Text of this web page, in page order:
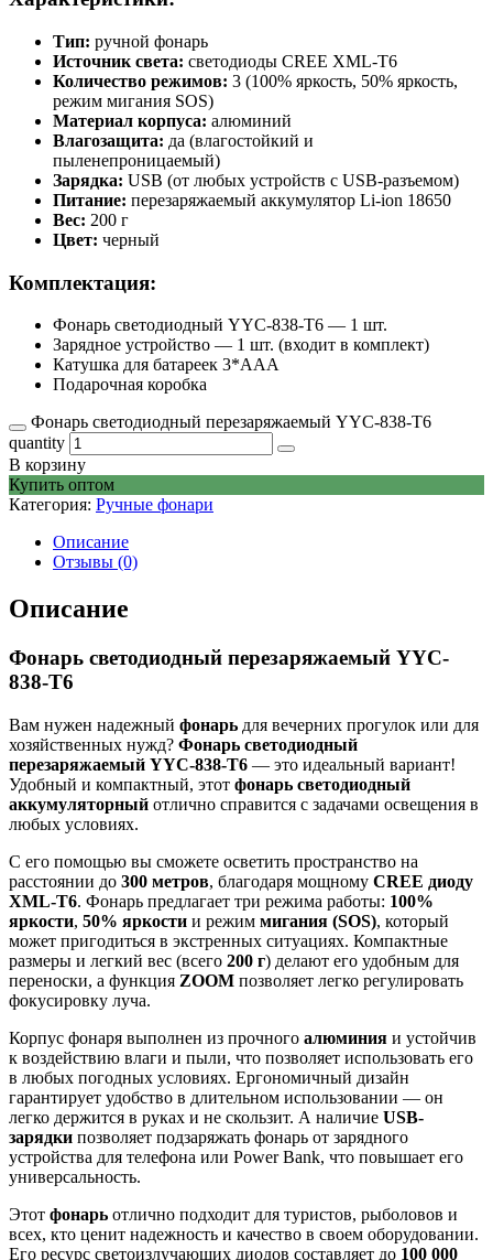
Тип: ручной фонарь
Источник света: светодиоды CREE XML-T6
Количество режимов: 3 (100% яркость, 50% яркость,
режим мигания SOS)
Материал корпуса: алюминий
Влагозащита: да (влагостойкий и
пыленепроницаемый)
Зарядка: USB (от любых устройств с USB-разъемом)
Питание: перезаряжаемый аккумулятор Li-ion 18650
Вес: 200 г
Цвет: черный
Комплектация:
Фонарь светодиодный YYC-838-T6 — 1 шт.
Зарядное устройство — 1 шт. (входит в комплект)
Катушка для батареек 3*ААА
Подарочная коробка
Фонарь светодиодный перезаряжаемый YYC-838-T6
quantity
В корзину
Купить оптом
Категория: Ручные фонари
Описание
Отзывы (0)
Описание
Фонарь светодиодный перезаряжаемый YYC-
838-T6
Вам нужен надежный фонарь для вечерних прогулок или для
хозяйственных нужд? Фонарь светодиодный
перезаряжаемый YYC-838-T6 — это идеальный вариант!
Удобный и компактный, этот фонарь светодиодный
аккумуляторный отлично справится с задачами освещения в
любых условиях.
С его помощью вы сможете осветить пространство на
расстоянии до 300 метров, благодаря мощному CREE диоду
XML-T6. Фонарь предлагает три режима работы: 100%
яркости, 50% яркости и режим мигания (SOS), который
может пригодиться в экстренных ситуациях. Компактные
размеры и легкий вес (всего 200 г) делают его удобным для
переноски, а функция ZOOM позволяет легко регулировать
фокусировку луча.
Корпус фонаря выполнен из прочного алюминия и устойчив
к воздействию влаги и пыли, что позволяет использовать его
в любых погодных условиях. Ергономичный дизайн
гарантирует удобство в длительном использовании — он
легко держится в руках и не скользит. А наличие USB-
зарядки позволяет подзаряжать фонарь от зарядного
устройства для телефона или Power Bank, что повышает его
универсальность.
Этот фонарь отлично подходит для туристов, рыболовов и
всех, кто ценит надежность и качество в своем оборудовании.
Его ресурс светоизлучающих диодов составляет до 100 000